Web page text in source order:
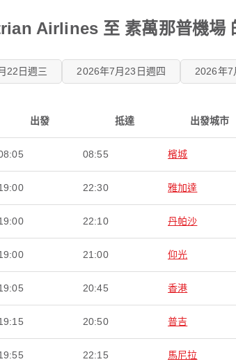
Airlines 至 素萬那普機場
22日週三 2026年7月23日週四 2026年7
出發 抵達 出發城市
08:55 檳城
22:30 雅加達
22:10 丹帕沙
21:00 仰光
20:45 香港
20:50 普吉
22:15 馬尼拉